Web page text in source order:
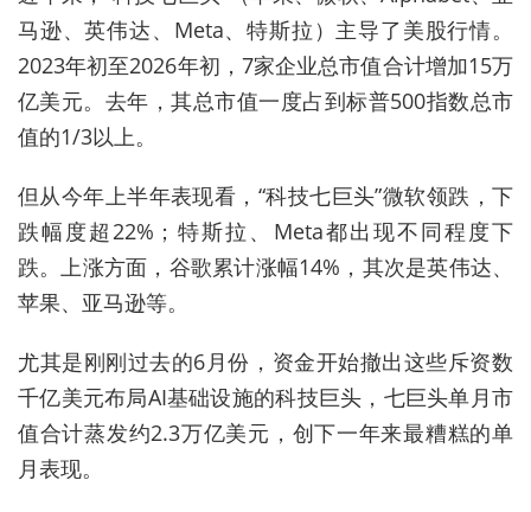
马逊、英伟达、Meta、特斯拉）主导了美股行情。
2023年初至2026年初，7家企业总市值合计增加15万
亿美元。去年，其总市值一度占到标普500指数总市
值的1/3以上。
但从今年上半年表现看，“科技七巨头”微软领跌，下
跌幅度超22%；特斯拉、Meta都出现不同程度下
跌。上涨方面，谷歌累计涨幅14%，其次是英伟达、
苹果、亚马逊等。
尤其是刚刚过去的6月份，资金开始撤出这些斥资数
千亿美元布局AI基础设施的科技巨头，七巨头单月市
值合计蒸发约2.3万亿美元，创下一年来最糟糕的单
月表现。